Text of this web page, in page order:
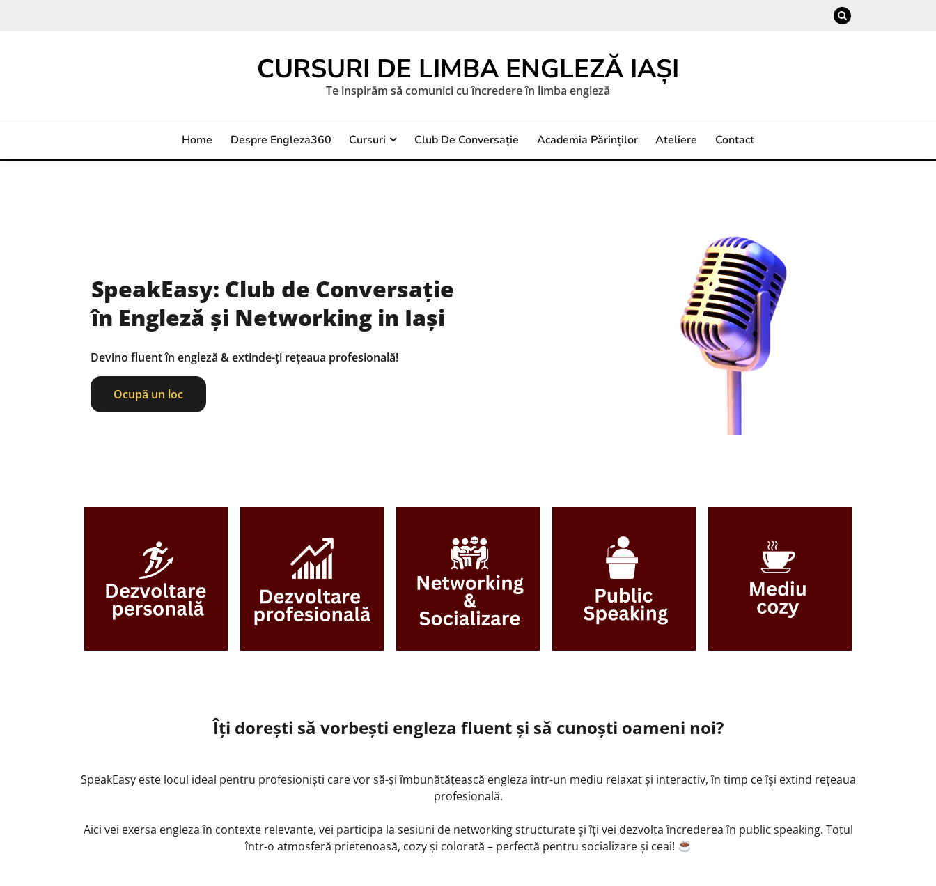
CURSURI DE LIMBA ENGLEZĂ IAȘI
Te inspirăm să comunici cu încredere în limba engleză
Home Despre Engleza360 Cursuri Club De Conversație Academia Părinților Ateliere Contact
SpeakEasy: Club de Conversație
în Engleză și Networking in Iași
Devino fluent în engleză & extinde-ți rețeaua profesională!
Ocupă un loc
Îți dorești să vorbești engleza fluent și să cunoști oameni noi?
SpeakEasy este locul ideal pentru profesioniști care vor să-și îmbunătățească engleza într-un mediu relaxat și interactiv, în timp ce își extind rețeaua
profesională.
Aici vei exersa engleza în contexte relevante, vei participa la sesiuni de networking structurateși îți vei dezvolta încrederea în public speaking. Totul
într-o atmosferă prietenoasă, cozy și colorată – perfectă pentru socializare și ceai!